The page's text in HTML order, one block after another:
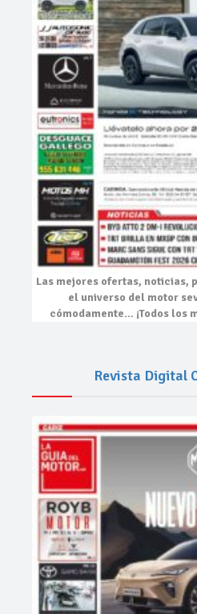
Las mejores ofertas, noticias,
el universo del motor
cómodamente… ¡Todos los
Revista Digital